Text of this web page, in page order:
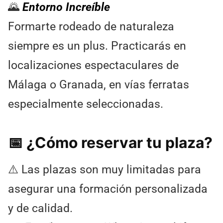
🌄 Entorno Increíble
Formarte rodeado de naturaleza
siempre es un plus. Practicarás en
localizaciones espectaculares de
Málaga o Granada, en vías ferratas
especialmente seleccionadas.
📅 ¿Cómo reservar tu plaza?
⚠️ Las plazas son muy limitadas para
asegurar una formación personalizada
y de calidad.